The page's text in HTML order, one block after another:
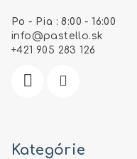
Po - Pia : 8:00 - 16:00
info @pastello.sk
+421 905 283 126
Kategórie